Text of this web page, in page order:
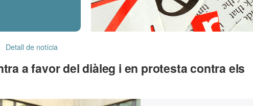
Detall de notícia
a favor del diàleg i en protesta contra els